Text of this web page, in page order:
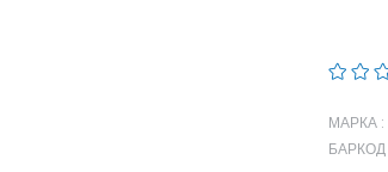
МАРКА :
БАРКОД